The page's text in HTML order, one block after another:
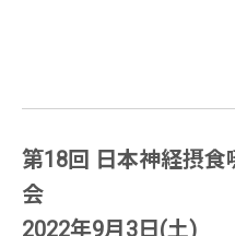
第18回 日本神経摂
会
2022年9月3日(土)